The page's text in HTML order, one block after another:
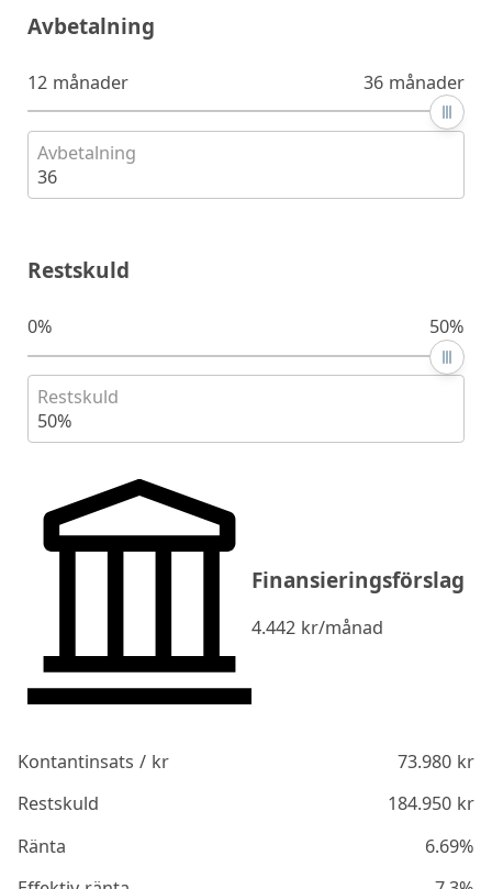
Avbetalning
12 månader 36 månader
Avbetalning
36
Restskuld
0% 50%
Restskuld
50%
Finansieringsförslag
4.442 kr/månad
Kontantinsats / kr 73.980kr
Restskuld
184.950kr
Ränta
6.69%